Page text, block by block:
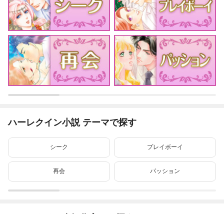
ハーレクイン小説 テーマで探す
シーク プレイボーイ
再会 パッション